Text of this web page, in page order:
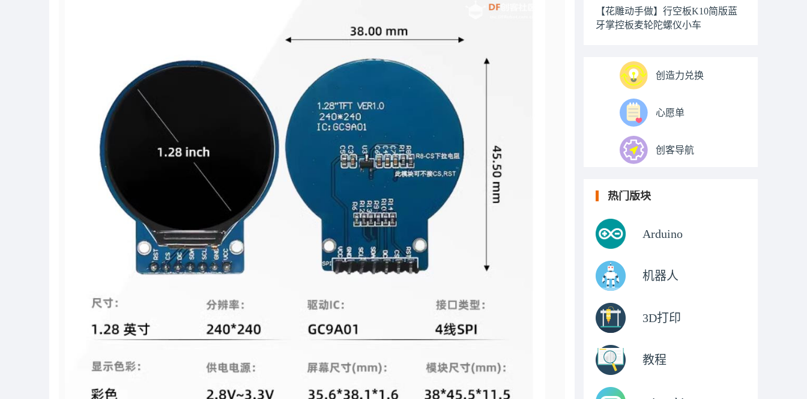
【花雕动手做】行空板K10简版蓝
牙掌控板麦轮陀螺仪小车
创造力兑换
心愿单
创客导航
热门版块
Arduino
机器人
3D打印
教程